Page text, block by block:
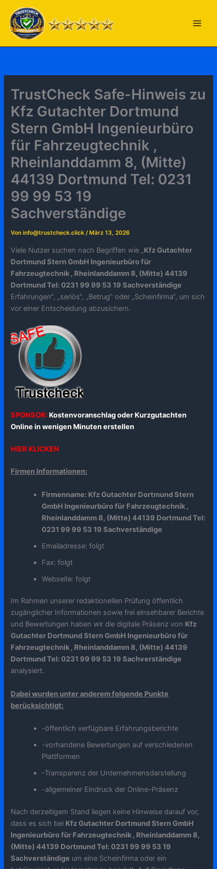
Inhalt
springen
TrustCheck Safe-Hinweis zu
Kfz Gutachter Dortmund
Stern GmbH Ingenieurbüro
für Fahrzeugtechnik ,
Rheinlanddamm 8, (Mitte)
44139 Dortmund Tel: 0231
99 99 53 19
Sachverständige
Voninfo@trustcheck.click/ März 13, 2026
Viele Nutzer suchen nach Begriffen wie „Kfz Gutachter
Dortmund Stern GmbH Ingenieurbüro für
Fahrzeugtechnik , Rheinlanddamm 8, (Mitte) 44139
Dortmund Tel: 0231 99 99 53 19 Sachverständige
Erfahrungen“, „seriös“, „Betrug“ oder „Scheinfirma“, um sich
vor einer Entscheidung abzusichern.
SPONSOR: Kostenvoranschlag oder Kurzgutachten
Online in wenigen Minuten erstellen
HIER KLICKEN
Firmen Informationen:
Firmenname: Kfz Gutachter Dortmund Stern
GmbH Ingenieurbüro für Fahrzeugtechnik ,
Rheinlanddamm 8, (Mitte) 44139 Dortmund Tel:
0231 99 99 53 19 Sachverständige
Emailadresse: folgt
Fax: folgt
Webseite: folgt
Im Rahmen unserer redaktionellen Prüfung öffentlich
zugänglicher Informationen sowie frei einsehbarer Berichte
und Bewertungen haben wir die digitale Präsenz von Kfz
Gutachter Dortmund Stern GmbH Ingenieurbüro für
Fahrzeugtechnik , Rheinlanddamm 8, (Mitte) 44139
Dortmund Tel: 0231 99 99 53 19 Sachverständige
analysiert.
Dabei wurden unter anderem folgende Punkte
berücksichtigt:
-öffentlich verfügbare Erfahrungsberichte
-vorhandene Bewertungen auf verschiedenen
Plattformen
-Transparenz der Unternehmensdarstellung
-allgemeiner Eindruck der Online-Präsenz
Nach derzeitigem Stand liegen keine Hinweise darauf vor,
dass es sich bei Kfz Gutachter Dortmund Stern GmbH
Ingenieurbüro für Fahrzeugtechnik , Rheinlanddamm 8,
(Mitte) 44139 Dortmund Tel: 0231 99 99 53 19
Sachverständige um eine Scheinfirma oder ein